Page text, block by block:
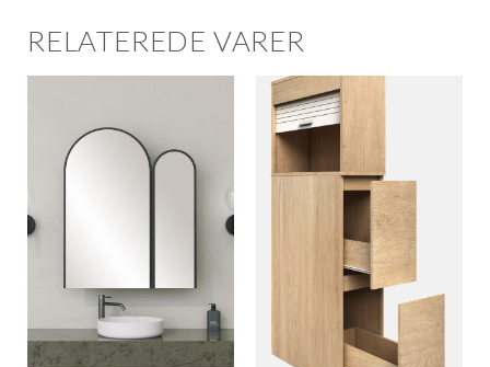
RELATEREDE VARER